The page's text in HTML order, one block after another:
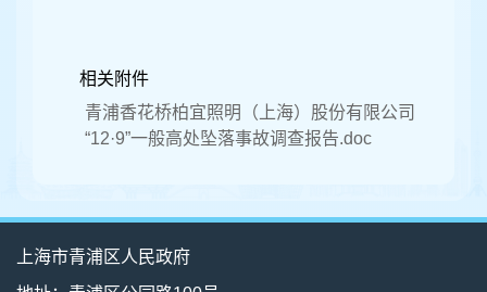
相关附件
青浦香花桥柏宜照明（上海）股份有限公司
“12·9”一般高处坠落事故调查报告.doc
上海市青浦区人民政府